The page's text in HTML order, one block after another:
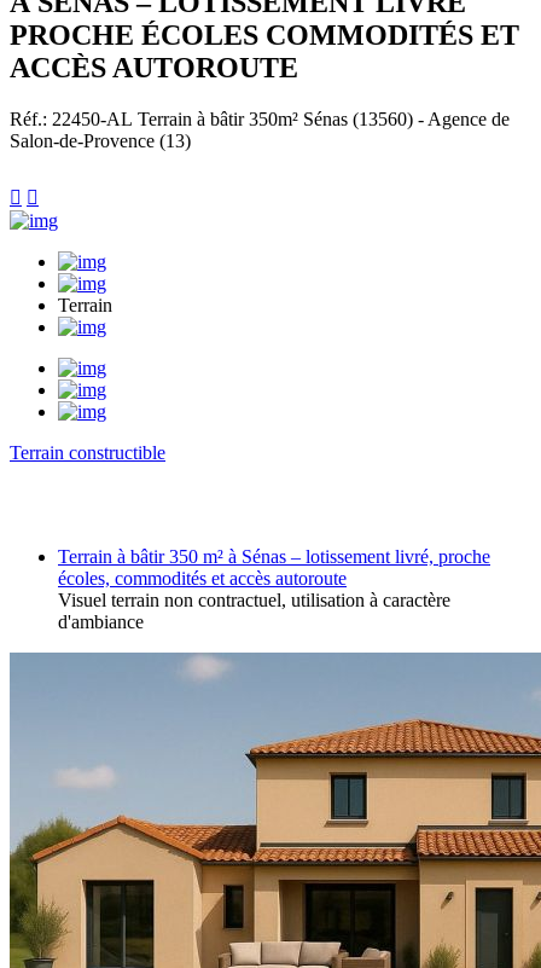
PROCHE ÉCOLES COMMODITÉS ET
ACCÈS AUTOROUTE
Réf.: 22450-AL Terrain à bâtir 350m² Sénas (13560) - Agence de
Salon-de-Provence (13)
 
Terrain
Terrain constructible
Terrain à bâtir 350 m² à Sénas – lotissement livré, proche
écoles, commodités et accès autoroute
Visuel terrain non contractuel, utilisation à caractère
d'ambiance